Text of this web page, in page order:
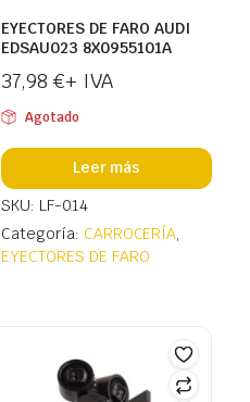
EYECTORES DE FARO AUDI
EDSAU023 8X0955101A
37,98 €+ IVA
Agotado
Leer más
SKU: LF-014
Categoría: CARROCERÍA,
EYECTORES DE FARO